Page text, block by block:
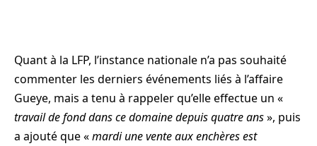
Quant à la LFP, l’instance nationale n’a pas souhaité
commenter les derniers événements liés à l’affaire
Gueye, mais a tenu à rappeler qu’elle effectue un «
travail de fond dans ce domaine depuis quatre ans», puis
a ajouté que «mardi une vente aux enchères est